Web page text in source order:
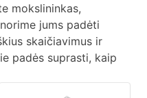
mokslininkas,
jums padėti
skaičiavimus ir
padės suprasti, kaip